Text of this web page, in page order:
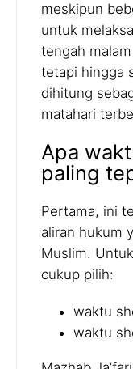
meskipun
untuk
tengah
tetapi hingga
dihitung
matahari
Apa
paling
Pertama, ini
aliran hukum
Muslim.
cukup pilih:
waktu
waktu